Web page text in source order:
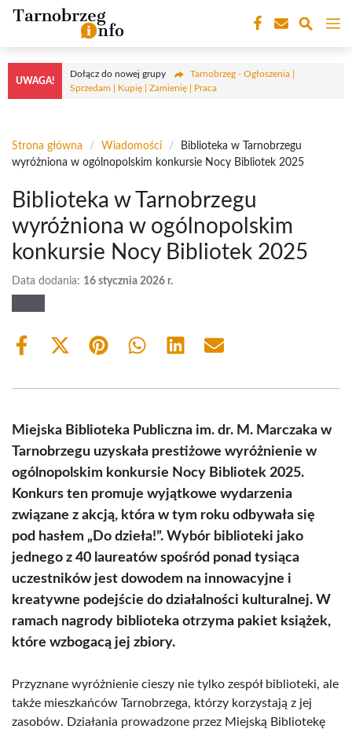
Przejdź
treści
UWAGA!
Dołącz do nowej grupy
Tarnobrzeg - Ogłoszenia |
Sprzedam | Kupię | Zamienię | Praca
Strona główna / Wiadomości /
Biblioteka w Tarnobrzegu
wyróżniona w ogólnopolskim konkursie Nocy Bibliotek 2025
Biblioteka w Tarnobrzegu
wyróżniona w ogólnopolskim
konkursie Nocy Bibliotek 2025
Data dodania: 16 stycznia 2026 r.
Share
Share
(Twitter)
Share Share Share Share
Miejska Biblioteka Publiczna im. dr. M. Marczaka w
Tarnobrzegu uzyskała prestiżowe wyróżnienie w
ogólnopolskim konkursie Nocy Bibliotek 2025.
Konkurs ten promuje wyjątkowe wydarzenia
związane z akcją, która w tym roku odbywała się
pod hasłem „Do dzieła!”. Wybór biblioteki jako
jednego z 40 laureatów spośród ponad tysiąca
uczestników jest dowodem na innowacyjne i
kreatywne podejście do działalności kulturalnej. W
ramach nagrody biblioteka otrzyma pakiet książek,
które wzbogacą jej zbiory.
Przyznane wyróżnienie cieszy nie tylko zespół biblioteki, ale
także mieszkańców Tarnobrzega, którzy korzystają z jej
zasobów. Działania prowadzone przez Miejską Bibliotekę